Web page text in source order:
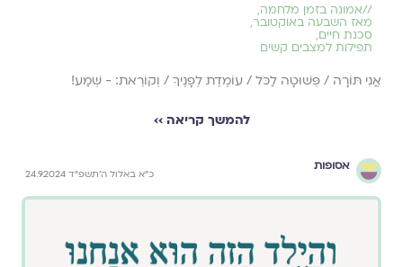
//אמונה בזמן מלחמה,
מאז השבעה באוקטובר,
סכנת חיים,
תפילות למצבים קשים
אֲנִי תּוֹרָה / פְּשׁוּטָה לַכֹּל / עוֹמֶדֶת לְפָנֶיךָ / וְקוֹרֵאת: - שְׁמַע!
להמשך קריאה ››
אסופות
כ״א באלול ה׳תשפ״ד 24.9.2024